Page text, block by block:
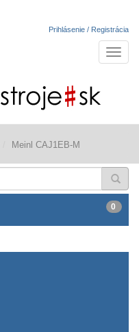
Prihlásenie / Registrácia
Meinl CAJ1EB-M
0